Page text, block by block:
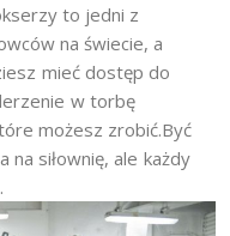
to jedni z
na świecie, a
mieć dostęp do
w torbę
możesz zrobić.Być
siłownię, ale każdy